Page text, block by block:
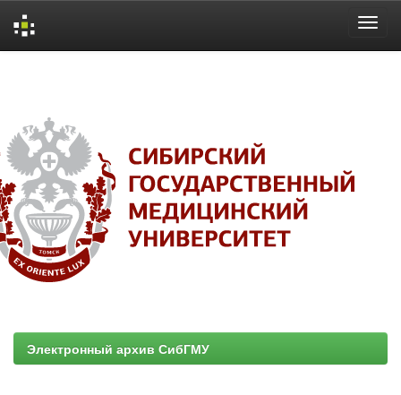
Электронный архив СибГМУ